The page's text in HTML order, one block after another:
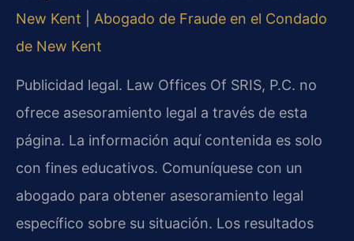
New Kent
Abogado de Fraude en el Condado
de New Kent
Publicidad legal. Law Offices Of SRIS, P.C. no
ofrece asesoramiento legal a través de esta
página. La información aquí contenida es solo
con fines educativos. Comuníquese con un
abogado para obtener asesoramiento legal
específico sobre su situación. Los resultados